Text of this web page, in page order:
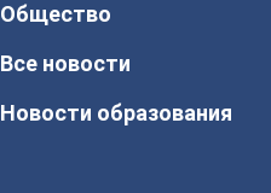
Общество
Все новости
Новости образования